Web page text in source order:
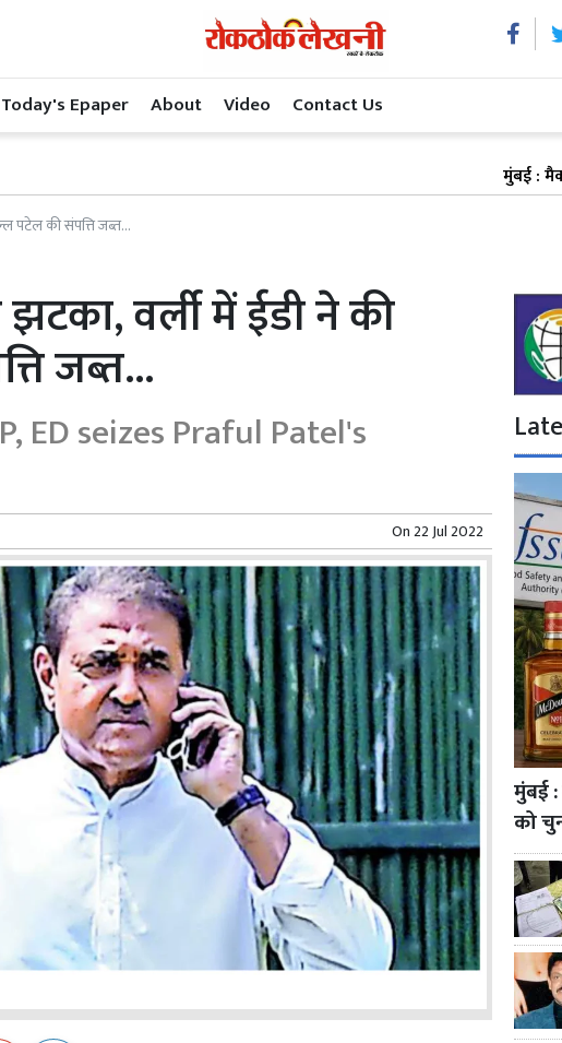
Today's Epaper About Video Contact Us
मुंबई : मैकडॉवेल्स
पटेल की संपत्ति जब्त...
वर्ली में ईडी ने की
जब्त...
ED seizes Praful Patel's
On22 Jul 2022
मुंबई
को